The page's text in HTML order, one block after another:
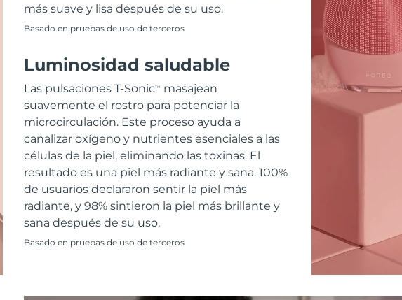
más suave y lisa después de su uso.
Basado en pruebas de uso de terceros
Luminosidad saludable
Las pulsaciones T-SonicTM
masajean
suavemente el rostro para potenciar la
microcirculación. Este proceso ayuda a
canalizar oxígeno y nutrientes esenciales a las
células de la piel, eliminando las toxinas. El
resultado es una piel más radiante y sana. 100%
de usuarios declararon sentir la piel más
radiante, y 98% sintieron la piel más brillante y
sana después de su uso.
Basado en pruebas de uso de terceros